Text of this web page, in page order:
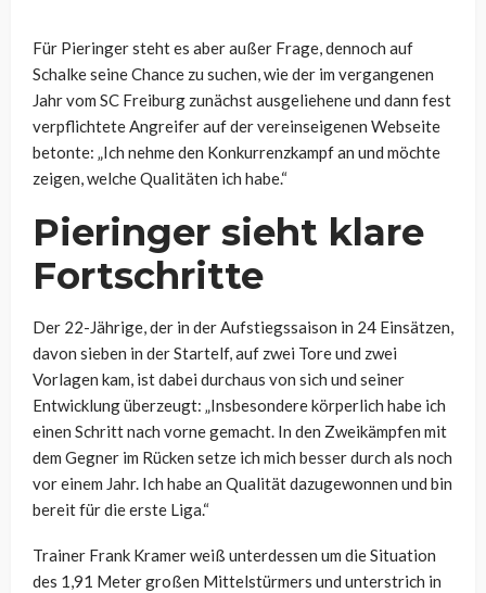
Für Pieringer steht es aber außer Frage, dennoch auf
Schalke seine Chance zu suchen, wie der im vergangenen
Jahr vom SC Freiburg zunächst ausgeliehene und dann fest
verpflichtete Angreifer auf der vereinseigenen Webseite
betonte: „Ich nehme den Konkurrenzkampf an und möchte
zeigen, welche Qualitäten ich habe.“
Pieringer sieht klare
Fortschritte
Der 22-Jährige, der in der Aufstiegssaison in 24 Einsätzen,
davon sieben in der Startelf, auf zwei Tore und zwei
Vorlagen kam, ist dabei durchaus von sich und seiner
Entwicklung überzeugt: „Insbesondere körperlich habe ich
einen Schritt nach vorne gemacht. In den Zweikämpfen mit
dem Gegner im Rücken setze ich mich besser durch als noch
vor einem Jahr. Ich habe an Qualität dazugewonnen und bin
bereit für die erste Liga.“
Trainer Frank Kramer weiß unterdessen um die Situation
des 1,91 Meter großen Mittelstürmers und unterstrich in